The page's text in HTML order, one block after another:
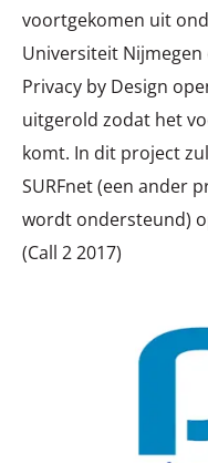
voortgekomen uit
Universiteit
Privacy by Design
uitgerold zodat het
komt. In dit project
SURFnet (een ander
wordt ondersteund)
(Call 2 2017)